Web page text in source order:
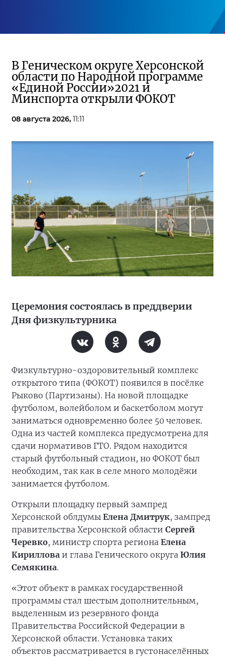
В Геническом округе Херсонской
области по Народной программе
«Единой России»2021 и
Минспорта открыли ФОКОТ
08 августа 2026, 11:11
Церемония состоялась в преддверии
Дня физкультурника
Физкультурно-оздоровительный комплекс
открытого типа (ФОКОТ) появился в посёлке
Рыково (Партизаны). На новой площадке
футболом, волейболом и баскетболом могут
заниматься одновременно более 50 человек.
Одна из частей комплекса предусмотрена для
сдачи нормативов ГТО. Рядом находится
старый футбольный стадион, но ФОКОТ был
необходим, так как в селе много молодёжи
занимается футболом.
Открыли площадку первый зампред
Херсонской облдумы Елена Дмитрук, зампред
правительства Херсонской области Сергей
Черевко, министр спорта региона Елена
Кириллова и глава Генического округа Юлия
Семякина.
«Этот объект в рамках государственной
программы стал шестым дополнительным,
выделенным из резервного фонда
Правительства Российской Федерации в
Херсонской области. Установка таких
объектов рассматривается в густонаселённых